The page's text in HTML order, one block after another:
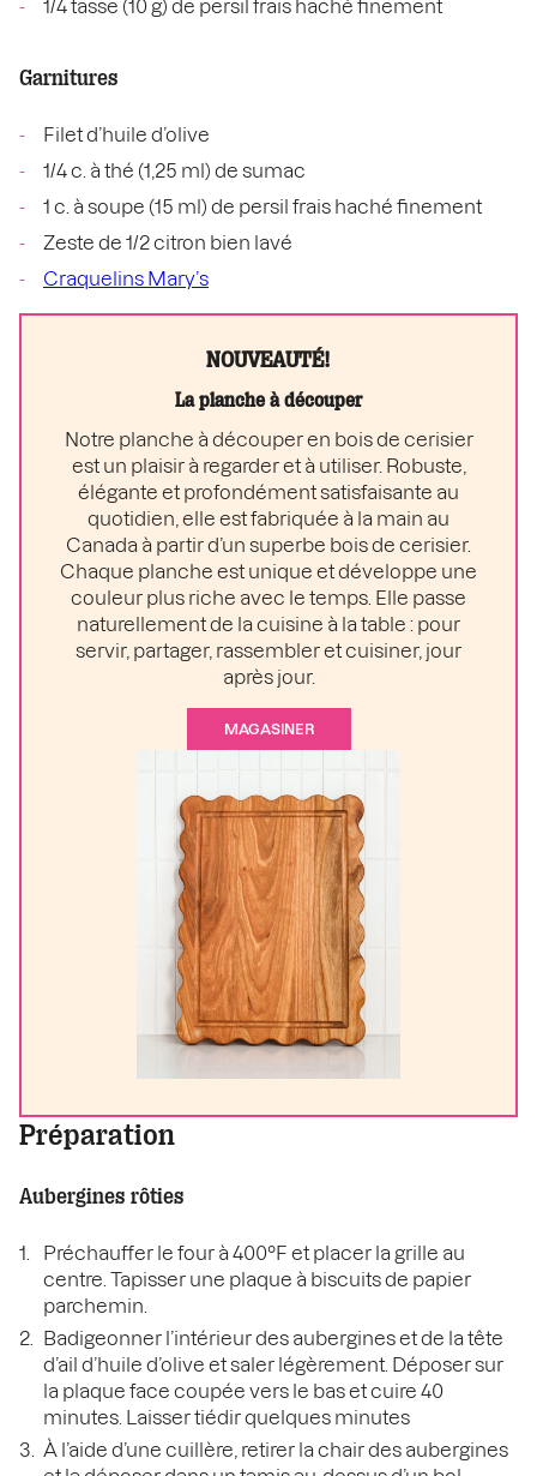
1/4 tasse (10 g) de persil frais haché finement
Garnitures
Filet d’huile d’olive
1/4 c. à thé (1,25 ml) de sumac
1 c. à soupe (15 ml) de persil frais haché finement
Zeste de 1/2 citron bien lavé
Craquelins Mary’s
NOUVEAUTÉ!
La planche à découper
Notre planche à découper en bois de cerisier
est un plaisir à regarder et à utiliser. Robuste,
élégante et profondément satisfaisante au
quotidien, elle est fabriquée à la main au
Canada à partir d’un superbe bois de cerisier.
Chaque planche est unique et développe une
couleur plus riche avec le temps. Elle passe
naturellement de la cuisine à la table : pour
servir, partager, rassembler et cuisiner, jour
après jour.
MAGASINER
Préparation
Aubergines rôties
Préchauffer le four à 400°F et placer la grille au
centre. Tapisser une plaque à biscuits de papier
parchemin.
Badigeonner l’intérieur des aubergines et de la tête
d’ail d’huile d’olive et saler légèrement. Déposer sur
la plaque face coupée vers le bas et cuire 40
minutes. Laisser tiédir quelques minutes
À l’aide d’une cuillère, retirer la chair des aubergines